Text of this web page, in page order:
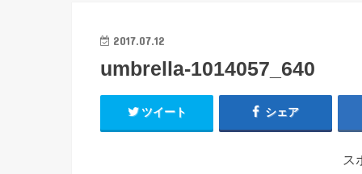
2017.07.12
umbrella-1014057_640
ツイート シェア
ス